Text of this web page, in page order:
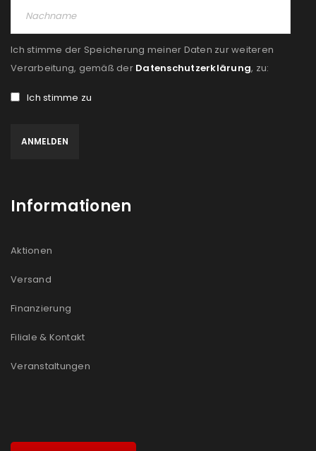
Ich stimme der Speicherung meiner Daten zur weiteren
Verarbeitung, gemäß der Datenschutzerklärung, zu:
Ich stimme zu
Informationen
Aktionen
Versand
Finanzierung
Filiale & Kontakt
Veranstaltungen